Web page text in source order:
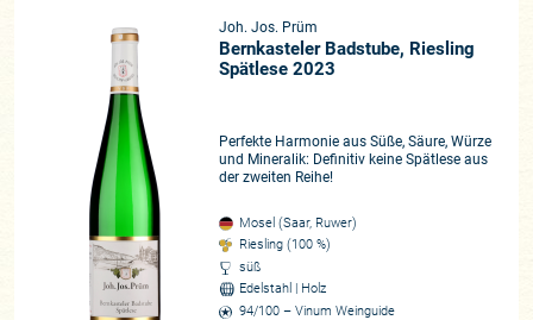
Joh. Jos. Prüm
Bernkasteler Badstube, Riesling
Spätlese 2023
Perfekte Harmonie aus Süße, Säure, Würze
und Mineralik: Definitiv keine Spätlese aus
der zweiten Reihe!
Mosel (Saar, Ruwer)
Riesling (100 %)
süß
Edelstahl | Holz
94/100 – Vinum Weinguide